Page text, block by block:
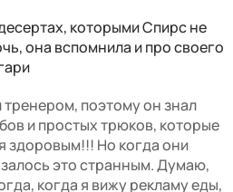
которыми Спирс не
она вспомнила и про своего
поэтому он знал
и простых трюков, которые
здоровым!!! Но когда они
это странным. Думаю,
когда я вижу рекламу еды,